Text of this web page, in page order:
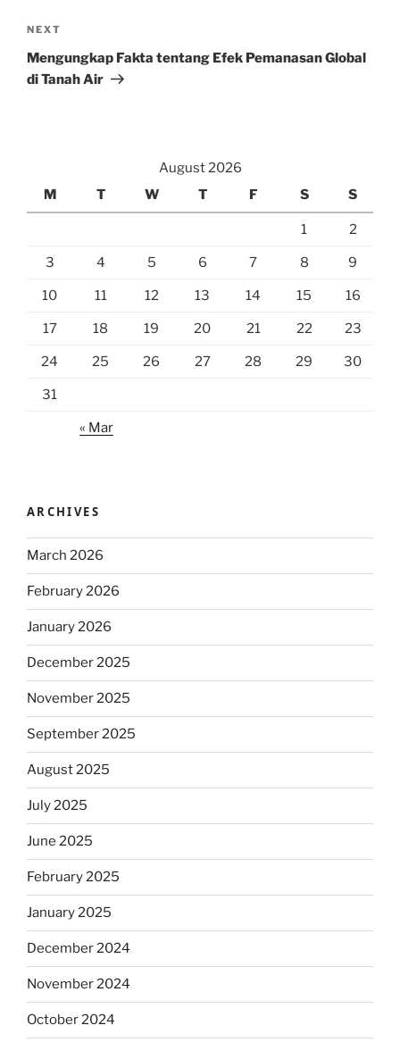
Next
Post
NEXT
Mengungkap Fakta tentang Efek Pemanasan Global
di Tanah Air
August 2026
M
T W T F S S
1 2
3 4 5 6 7 8 9
10 11 12 13 14 15 16
17 18 19 20 21 22 23
24 25 26 27 28 29 30
31
« Mar
ARCHIVES
March 2026
February 2026
January 2026
December 2025
November 2025
September 2025
August 2025
July 2025
June 2025
February 2025
January 2025
December 2024
November 2024
October 2024